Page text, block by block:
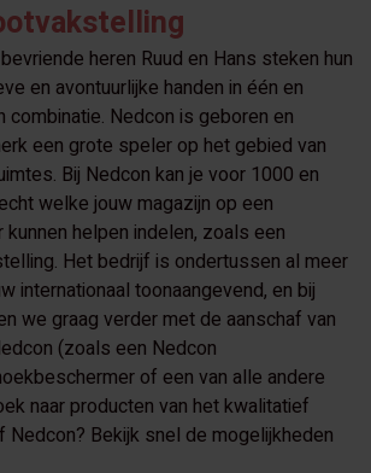
heren Ruud en Hans steken hun
en avontuurlijke handen in één en
combinatie. Nedcon is geboren en
een grote speler op het gebied van
Bij Nedcon kan je voor 1000 en
welke jouw magazijn op een
kunnen helpen indelen, zoals een
Het bedrijf is ondertussen al meer
internationaal toonaangevend, en bij
we graag verder met de aanschaf van
(zoals een Nedcon
of een van alle andere
naar producten van het kwalitatief
Nedcon? Bekijk snel de mogelijkheden